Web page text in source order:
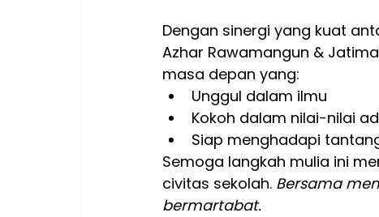
Dengan sinergi yang kuat
Azhar Rawamangun &
masa depan yang:
Unggul dalam ilmu
Kokoh dalam nilai-nilai
Siap menghadapi
Semoga langkah mulia ini
civitas sekolah. Bersama
bermartabat.